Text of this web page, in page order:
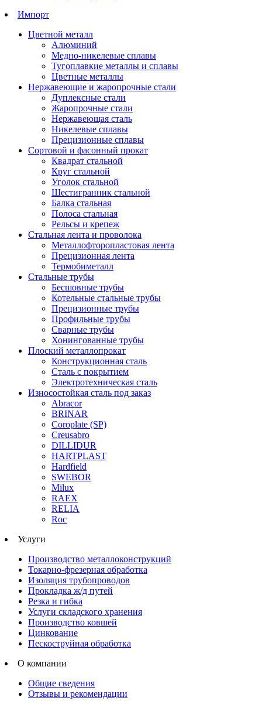
Импорт
Цветной металл
Алюминий
Медно-никелевые сплавы
Тугоплавкие металлы и сплавы
Цветные металлы
Нержавеющие и жаропрочные стали
Дуплексные стали
Жаропрочные стали
Нержавеющая сталь
Никелевые сплавы
Прецизионные сплавы
Сортовой и фасонный прокат
Квадрат стальной
Круг стальной
Уголок стальной
Шестигранник стальной
Балка стальная
Полоса стальная
Рельсы и крепеж
Стальная лента и проволока
Металлофторопластовая лента
Прецизионная лента
Термобиметалл
Стальные трубы
Бесшовные трубы
Котельные стальные трубы
Прецизионные трубы
Профильные трубы
Сварные трубы
Хонингованные трубы
Плоский металлопрокат
Конструкционная сталь
Сталь с покрытием
Электротехническая сталь
Износостойкая сталь под заказ
Abracor
BRINAR
Coroplate (SP)
Creusabro
DILLIDUR
HARTPLAST
Hardfield
SWEBOR
Milux
RAEX
RELIA
Roc
Услуги
Производство металлоконструкций
Токарно-фрезерная обработка
Изоляция трубопроводов
Прокладка ж/д путей
Резка и гибка
Услуги складского хранения
Производство ковшей
Цинкование
Пескоструйная обработка
О компании
Общие сведения
Отзывы и рекомендации